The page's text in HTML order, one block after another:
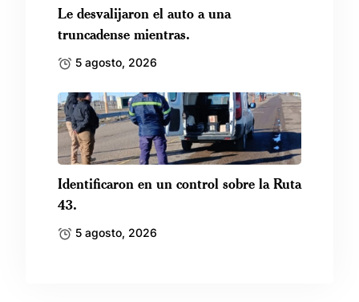
Le desvalijaron el auto a una
truncadense mientras.
5 agosto, 2026
Identificaron en un control sobre la Ruta
43.
5 agosto, 2026